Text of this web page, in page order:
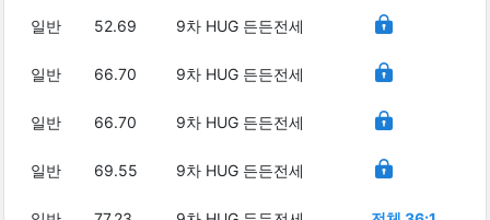
일반 52.69 9차 HUG 든든전세
일반 66.70 9차 HUG 든든전세
일반 66.70 9차 HUG 든든전세
일반 69.55 9차 HUG 든든전세